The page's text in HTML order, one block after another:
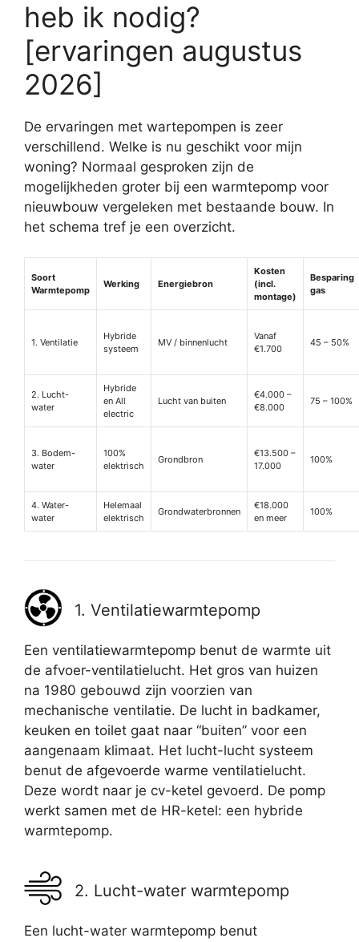
heb ik nodig?
[ervaringen augustus
2026]
De ervaringen met wartepompen is zeer
verschillend. Welke is nu geschikt voor mijn
woning? Normaal gesproken zijn de
mogelijkheden groter bij een warmtepomp voor
nieuwbouw vergeleken met bestaande bouw. In
het schema tref je een overzicht.
Soort
Warmtepomp
Werking Energiebron
Kosten
(incl.
montage)
Besparing
gas
1. Ventilatie
Hybride
systeem
MV / binnenlucht
Vanaf
€1.700
45 – 50%
2. Lucht-
water
Hybride
en All
electric
Lucht van buiten
€4.000 –
€8.000
75 – 100%
3. Bodem-
water
100%
elektrisch
Grondbron
€13.500 –
17.000
100%
4. Water-
water
Helemaal
elektrisch
Grondwaterbronnen
€18.000
en meer
100%
1. Ventilatiewarmtepomp
Een ventilatiewarmtepomp benut de warmte uit
de afvoer-ventilatielucht. Het gros van huizen
na 1980 gebouwd zijn voorzien van
mechanische ventilatie. De lucht in badkamer,
keuken en toilet gaat naar “buiten” voor een
aangenaam klimaat. Het lucht-lucht systeem
benut de afgevoerde warme ventilatielucht.
Deze wordt naar je cv-ketel gevoerd. De pomp
werkt samen met de HR-ketel: een hybride
warmtepomp.
2. Lucht-water warmtepomp
Een lucht-water warmtepomp benut